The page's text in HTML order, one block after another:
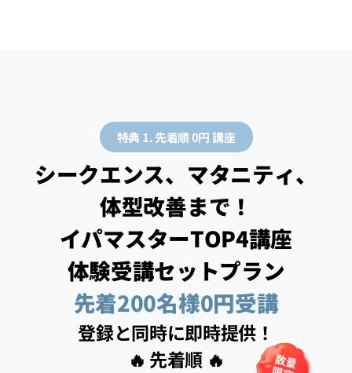
特典 1. 先着順 0円 講座
シークエンス、マタニティ、
体型改善まで！
イパマスターTOP4講座
体験受講セットプラン
先着200名様0円受講
登録と同時に即時提供！
🔥 先着順 🔥